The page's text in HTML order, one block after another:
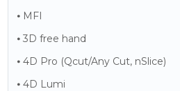
⦁ MFI
⦁ 3D free hand
⦁ 4D Pro (Qcut/Any Cut, nSlice)
⦁ 4D Lumi